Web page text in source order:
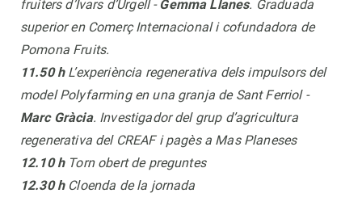
fruiters d’Ivars d’Urgell -Gemma Llanes. Graduada
superior en Comerç Internacional i cofundadora de
Pomona Fruits.
11.50 h L’experiència regenerativa dels impulsors del
model Polyfarming en una granja de Sant Ferriol -
Marc Gràcia. Investigador del grup d’agricultura
regenerativa del CREAF i pagès a Mas Planeses
12.10 hTorn obert de preguntes
12.30 hCloenda de la jornada